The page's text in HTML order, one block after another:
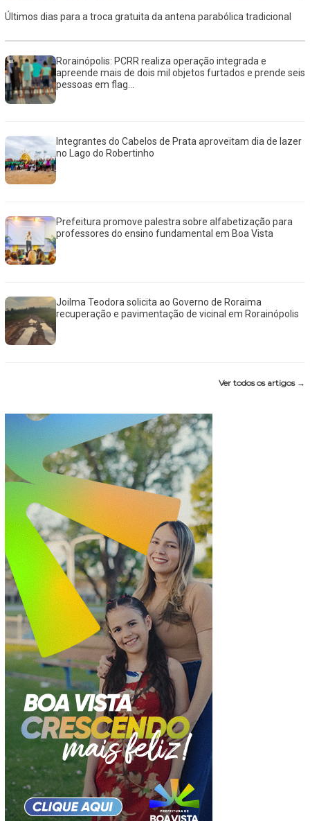
Últimos dias para a troca gratuita da antena parabólica tradicional
Rorainópolis: PCRR realiza operação integrada e
apreende mais de dois mil objetos furtados e prende seis
pessoas em flag...
Integrantes do Cabelos de Prata aproveitam dia de lazer
no Lago do Robertinho
Prefeitura promove palestra sobre alfabetização para
professores do ensino fundamental em Boa Vista
Joilma Teodora solicita ao Governo de Roraima
recuperação e pavimentação de vicinal em Rorainópolis
Ver todos os artigos →